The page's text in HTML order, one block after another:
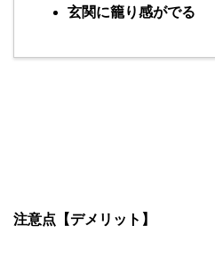
玄関に籠り感がでる
注意点【デメリット】